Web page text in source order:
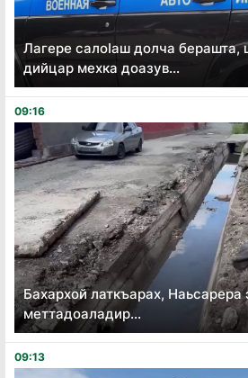
Лагере салоӏаш долча берашта,
дийцар мехка доазув...
09:16
Бахархой латкъарах, Наьсарера
меттадоаладир...
09:13